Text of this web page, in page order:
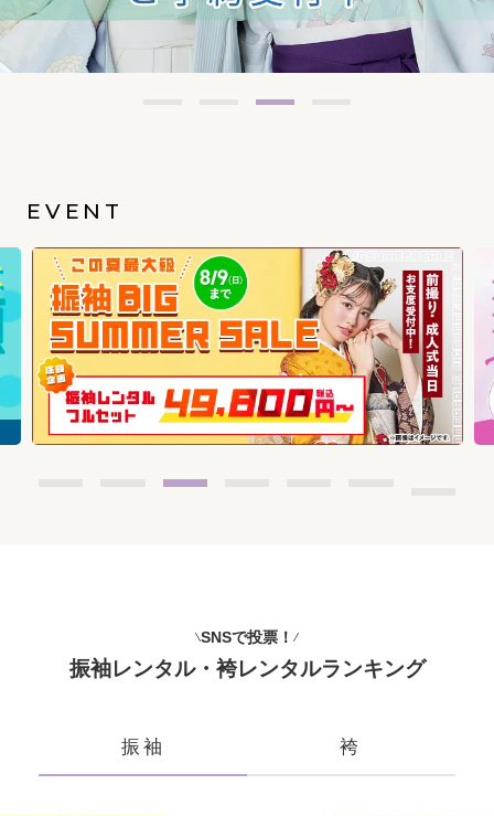
EVENT
SNSで投票！
振袖レンタル・袴レンタルランキング
振袖 袴